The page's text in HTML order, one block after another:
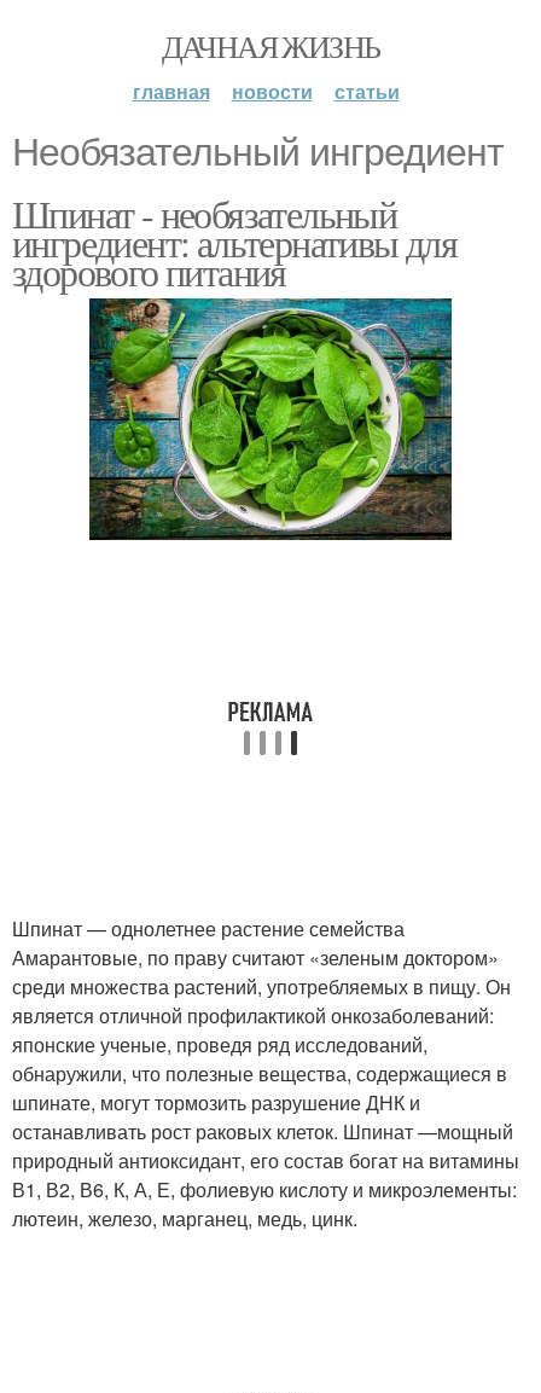
ДАЧНАЯ ЖИЗНЬ
главная новости статьи
Необязательный ингредиент
Шпинат - необязательный
ингредиент: альтернативы для
здорового питания
Шпинат — однолетнее растение семейства
Амарантовые, по праву считают «зеленым доктором»
среди множества растений, употребляемых в пищу. Он
является отличной профилактикой онкозаболеваний:
японские ученые, проведя ряд исследований,
обнаружили, что полезные вещества, содержащиеся в
шпинате, могут тормозить разрушение ДНК и
останавливать рост раковых клеток. Шпинат —мощный
природный антиоксидант, его состав богат на витамины
В1, В2, В6, К, А, Е, фолиевую кислоту и микроэлементы:
лютеин, железо, марганец, медь, цинк.